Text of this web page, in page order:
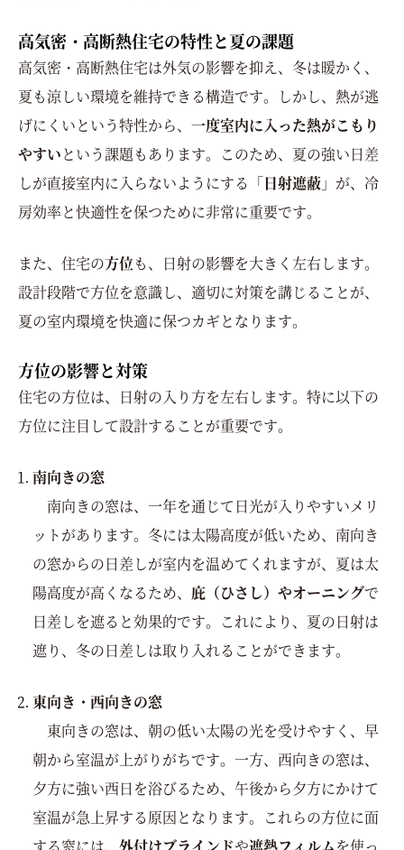
高気密・高断熱住宅の特性と夏の課題
高気密・高断熱住宅は外気の影響を抑え、冬は暖かく、
夏も涼しい環境を維持できる構造です。しかし、熱が逃
げにくいという特性から、 一度室内に入った熱がこもり
やすいという課題もあります。このため、夏の強い日差
しが直接室内に入らないようにする「日射遮蔽」が、冷
房効率と快適性を保つために非常に重要です。
また、住宅の方位も、日射の影響を大きく左右します。
設計段階で方位を意識し、適切に対策を講じることが、
夏の室内環境を快適に保つカギとなります。
方位の影響と対策
住宅の方位は、日射の入り方を左右します。特に以下の
方位に注目して設計することが重要です。
南向きの窓
南向きの窓は、一年を通じて日光が入りやすいメリ
ットがあります。冬には太陽高度が低いため、南向き
の窓からの日差しが室内を温めてくれますが、夏は太
陽高度が高くなるため、 庇（ひさし）やオーニングで
日差しを遮ると効果的です。これにより、夏の日射は
遮り、冬の日差しは取り入れることができます。
東向き・西向きの窓
東向きの窓は、朝の低い太陽の光を受けやすく、早
朝から室温が上がりがちです。一方、西向きの窓は、
夕方に強い西日を浴びるため、午後から夕方にかけて
室温が急上昇する原因となります。これらの方位に面